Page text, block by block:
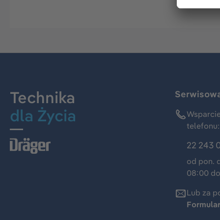
Technika
dla Życia
telefonu:
22 243
od pon.
08:00
Lub za